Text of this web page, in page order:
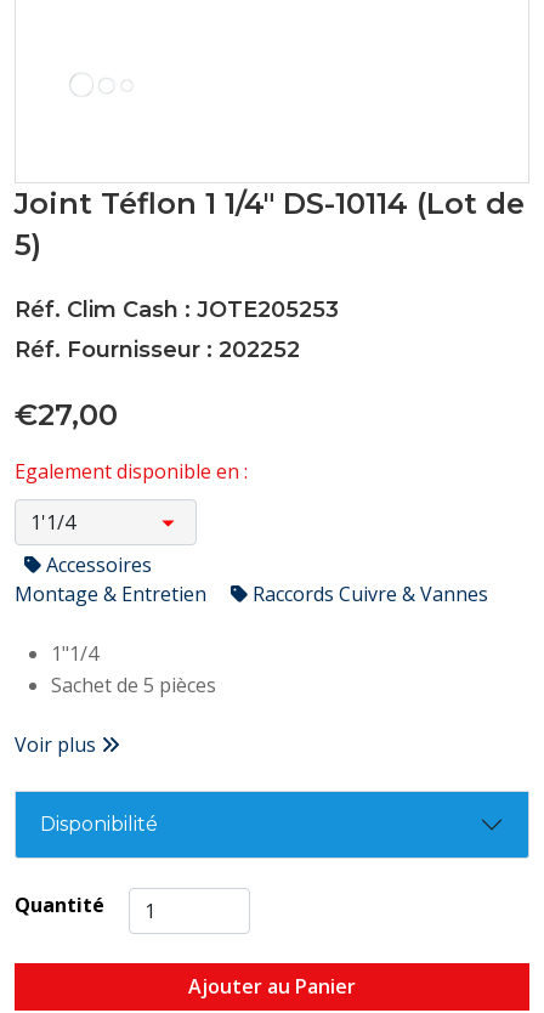
Joint Téflon 1 1/4" DS-10114 (Lot de
5)
Réf. Clim Cash : JOTE205253
Réf. Fournisseur : 202252
€27,00
Egalement disponible en :
Accessoires
Montage & Entretien
Raccords Cuivre & Vannes
1"1/4
Sachet de 5 pièces
Voir plus
Disponibilité
Quantité
Ajouter au Panier